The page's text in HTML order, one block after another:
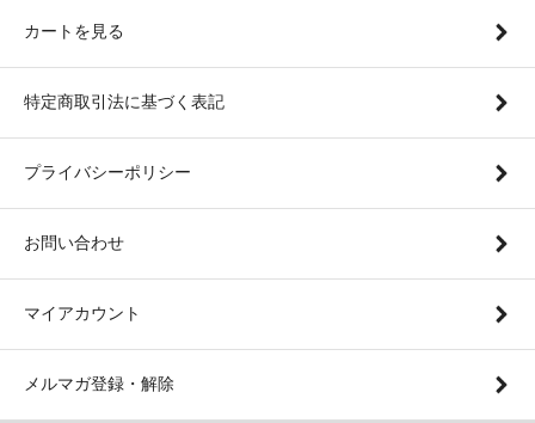
カートを見る
特定商取引法に基づく表記
プライバシーポリシー
お問い合わせ
マイアカウント
メルマガ登録・解除